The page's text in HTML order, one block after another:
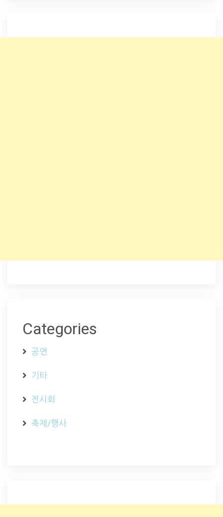
Categories
공연
기타
전시회
축제/행사